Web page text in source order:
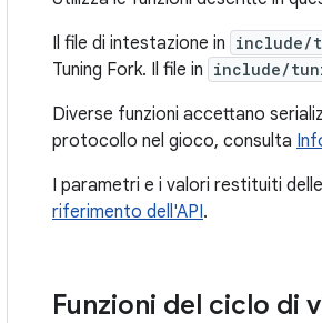
Il file di intestazione in include/
Tuning Fork. Il file in include/
Diverse funzioni accettano
protocollo nel gioco, consulta
I parametri e i valori restituiti
riferimento dell'API.
Funzioni del ciclo di